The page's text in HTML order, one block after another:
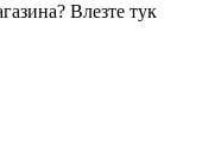
Влезте тук